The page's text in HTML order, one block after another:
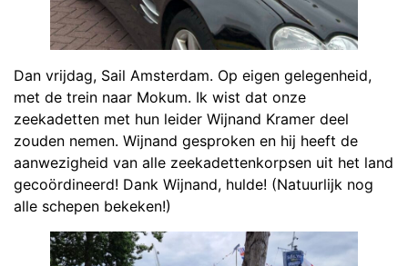
Dan vrijdag, Sail Amsterdam. Op eigen gelegenheid,
met de trein naar Mokum. Ik wist dat onze
zeekadetten met hun leider Wijnand Kramer deel
zouden nemen. Wijnand gesproken en hij heeft de
aanwezigheid van alle zeekadettenkorpsen uit het land
gecoördineerd! Dank Wijnand, hulde! (Natuurlijk nog
alle schepen bekeken!)